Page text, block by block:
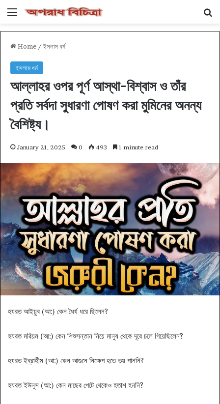
Menu
Home / ইসলাম ধর্ম
ইসলাম ধর্ম
আল্লাহর ওপর পূর্ণ আস্থা-বিশ্বাস ও তাঁর
প্রতি সর্বদা সুধারণা পোষণ করা মুমিনের অনন্য
বৈশিষ্ট্য।
January 21, 2025 0 493 1 minute read
হযরত আইয়ুব (আ:) কেন ধৈর্য ধরে ছিলেন?
হযরত মরিয়ম (আ:) কেন শিশুসন্তান নিয়ে মানুষ থেকে দূরে চলে গিয়েছিলেন?
হযরত ইব্রাহীম (আ:) কেন আগুনে নিক্ষেপ হতে ভয় পাননি?
হযরত ইউনুস (আ:) কেন মাছের পেটে থেকেও হতাশ হননি?